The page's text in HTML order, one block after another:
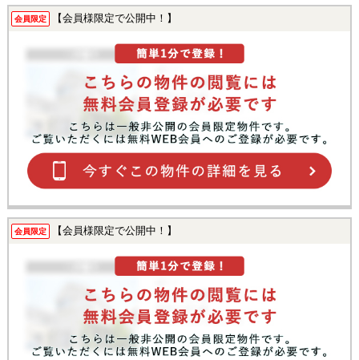
会員限定 【会員様限定で公開中！】
会員限定 【会員様限定で公開中！】